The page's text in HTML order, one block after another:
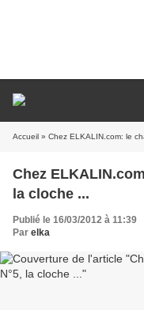
Accueil » Chez ELKALIN.com: le
Chez
la cloche ...
Publié le 16/03/2012 à 11:39
Par elka